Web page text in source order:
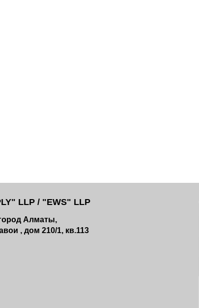
LLP / "EWS" LLP
Алматы,
, дом 210/1, кв.113